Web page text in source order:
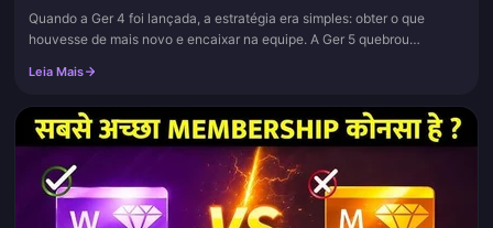
Quando a Ger 4 foi lançada, a estratégia era simples: obter o que
houvesse de mais novo e encaixar na equipe. A Ger 5 quebrou
fra...
Leia Mais